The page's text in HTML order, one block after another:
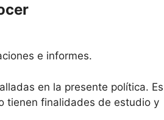
e informes.
en la presente política. Es
tienen finalidades de estudio y